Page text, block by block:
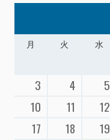
月 火 水
3
4 5
10
11 12
17
18 19